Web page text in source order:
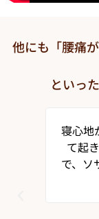
他にも「腰痛
といっ
寝心地が
て起き
で、ソサ